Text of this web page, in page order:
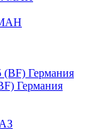
МАН
Германия